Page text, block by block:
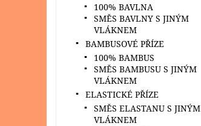
100% BAVLNA
SMĚS BAVLNY S JINÝM
VLÁKNEM
BAMBUSOVÉ PŘÍZE
100% BAMBUS
SMĚS BAMBUSU S JINÝM
VLÁKNEM
ELASTICKÉ PŘÍZE
SMĚS ELASTANU S JINÝM
VLÁKNEM